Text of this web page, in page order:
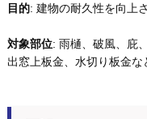
目的: 建物の耐久性を向上
対象部位: 雨樋、破風、庇
出窓上板金、水切り板金な